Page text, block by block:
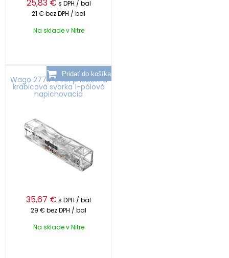
25,83 € s DPH / bal
21 € bez DPH / bal
Na sklade v Nitre
Wago 2773-2401 priebežná
krabicová svorka 1-pólová
napichovacia
35,67 € s DPH / bal
29 € bez DPH / bal
Na sklade v Nitre